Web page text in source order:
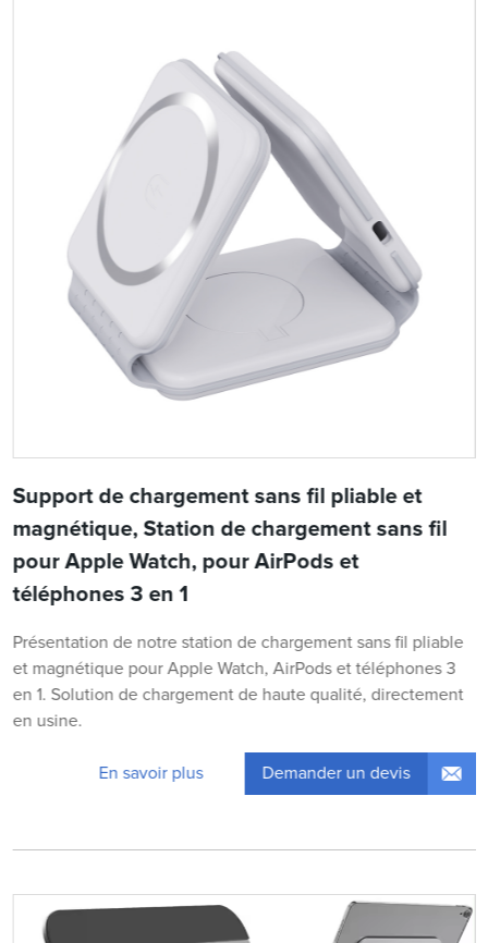
Support de chargement sans fil pliable et
magnétique, Station de chargement sans fil
pour Apple Watch, pour AirPods et
téléphones 3 en 1
Présentation de notre station de chargement sans fil pliable
et magnétique pour Apple Watch, AirPods et téléphones 3
en 1. Solution de chargement de haute qualité, directement
en usine.
En savoir plus Demander un devis